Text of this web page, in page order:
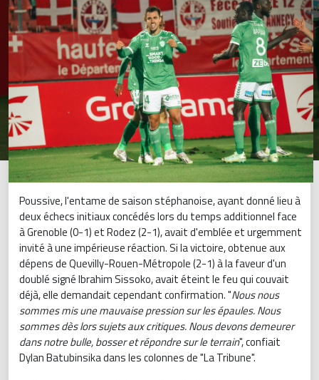
Poussive, l'entame de saison stéphanoise, ayant donné lieu à
deux échecs initiaux concédés lors du temps additionnel face
à Grenoble (0-1) et Rodez (2-1), avait d'emblée et urgemment
invité à une impérieuse réaction. Si la victoire, obtenue aux
dépens de Quevilly-Rouen-Métropole (2-1) à la faveur d'un
doublé signé Ibrahim Sissoko, avait éteint le feu qui couvait
déjà, elle demandait cependant confirmation. "Nous nous
sommes mis une mauvaise pression sur les épaules. Nous
sommes dès lors sujets aux critiques. Nous devons demeurer
dans notre bulle, bosser et répondre sur le terrain", confiait
Dylan Batubinsika dans les colonnes de "La Tribune".